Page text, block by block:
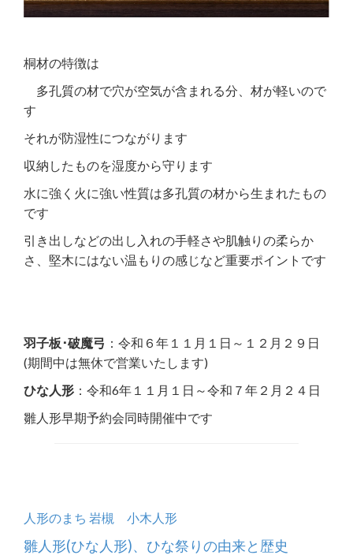
桐材の特徴は
多孔質の材で穴が空気が含まれる分、材が軽いので
す
それが防湿性につながります
収納したものを湿度から守ります
水に強く火に強い性質は多孔質の材から生まれたもの
です
引き出しなどの出し入れの手軽さや肌触りの柔らか
さ、堅木にはない温もりの感じなど重要ポイントです
羽子板･破魔弓 ：令和６年１１月１日～１２月２９日
(期間中は無休で営業いたします)
ひな人形 ：令和6年１１月１日～令和７年２月２４日
雛人形早期予約会同時開催中です
人形のまち 岩槻 小木人形
雛人形(ひな人形)、ひな祭りの由来と歴史